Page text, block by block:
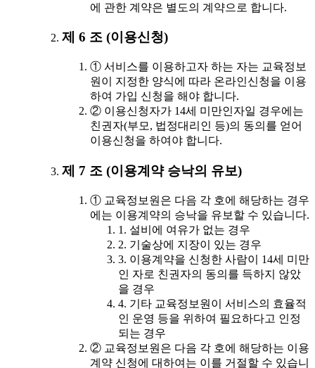
에 관한 계약은 별도의 계약으로 합니다.
제 6 조 (이용신청)
① 서비스를 이용하고자 하는 자는 교육정보
원이 지정한 양식에 따라 온라인신청을 이용
하여 가입 신청을 해야 합니다.
② 이용신청자가 14세 미만인자일 경우에는
친권자(부모, 법정대리인 등)의 동의를 얻어
이용신청을 하여야 합니다.
제 7 조 (이용계약 승낙의 유보)
① 교육정보원은 다음 각 호에 해당하는 경우
에는 이용계약의 승낙을 유보할 수 있습니다.
1. 설비에 여유가 없는 경우
2. 기술상에 지장이 있는 경우
3. 이용계약을 신청한 사람이 14세 미만
인 자로 친권자의 동의를 득하지 않았
을 경우
4. 기타 교육정보원이 서비스의 효율적
인 운영 등을 위하여 필요하다고 인정
되는 경우
② 교육정보원은 다음 각 호에 해당하는 이용
계약 신청에 대하여는 이를 거절할 수 있습니